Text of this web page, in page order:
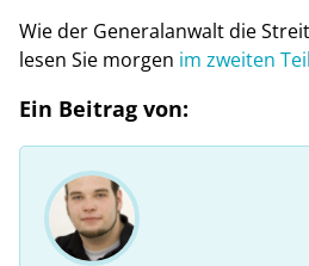
Wie der Generalanwalt die
lesen Sie morgen im zweiten
Ein Beitrag von: